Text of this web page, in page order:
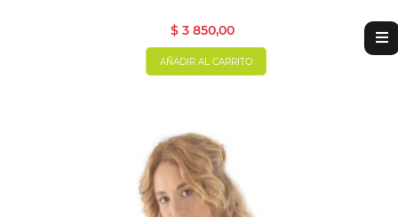
$ 3 850,00
AÑADIR AL CARRITO